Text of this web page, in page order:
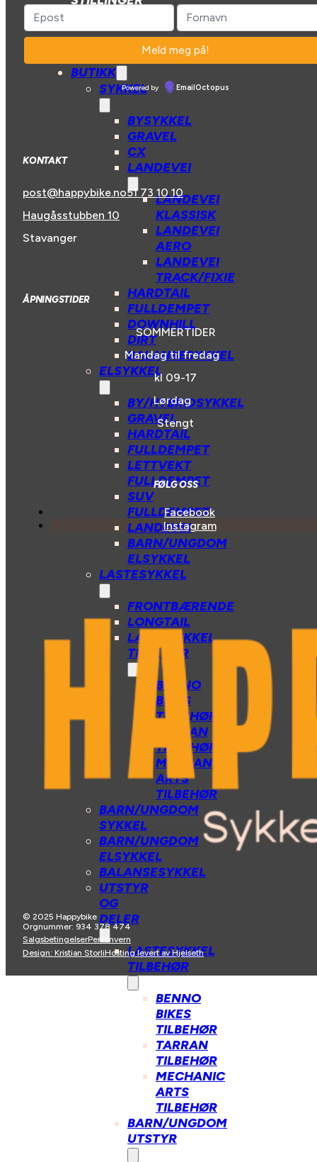
BUTIKK
SYKKEL
BYSYKKEL
GRAVEL
CX
LANDEVEI
LANDEVEI
KLASSISK
LANDEVEI
AERO
LANDEVEI
TRACK/FIXIE
HARDTAIL
FULLDEMPET
DOWNHILL
DIRT
BALANSESYKKEL
ELSYKKEL
BY/HYBRIDSYKKEL
GRAVEL
HARDTAIL
FULLDEMPET
LETTVEKT
FULLDEMPET
SUV
FULLDEMPET
LANDEVEI
BARN/UNGDOM
ELSYKKEL
LASTESYKKEL
FRONTBÆRENDE
LONGTAIL
LASTESYKKEL
TILBEHØR
BENNO
BIKES
TILBEHØR
TARRAN
TILBEHØR
MECHANIC
ARTS
TILBEHØR
BARN/UNGDOM
SYKKEL
BARN/UNGDOM
ELSYKKEL
BALANSESYKKEL
UTSTYR
OG
DELER
LASTESYKKEL
TILBEHØR
BENNO
BIKES
TILBEHØR
TARRAN
TILBEHØR
MECHANIC
ARTS
TILBEHØR
BARN/UNGDOM
UTSTYR
Powered by EmailOctopus
KONTAKT
post@happybike.no51 73 10 10
Haugåsstubben 10
Stavanger
ÅPNINGSTIDER
SOMMERTIDER
Mandag til fredag
kl 09-17
Lørdag
Stengt
FØLG OSS
Facebook
Instagram
© 2025 Happybike
Orgnummer: 934 378 474
SalgsbetingelserPersonvern
Design: Kristian StorliHosting levert av Hjelseth